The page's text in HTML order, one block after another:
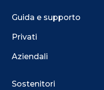
Guida e supporto
Privati
Aziendali
Sostenitori